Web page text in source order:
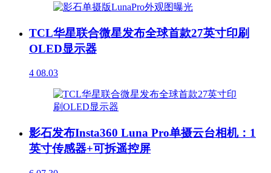
TCL华星联合微星发布全球首款27英寸印刷
OLED显示器
4 08.03
影石发布Insta360 Luna Pro单摄云台相机：1
英寸传感器+可拆遥控屏